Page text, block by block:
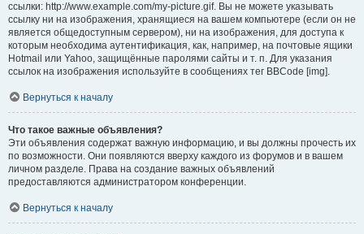
ссылки: http://www.example.com/my-picture.gif. Вы не можете указывать
ссылку ни на изображения, хранящиеся на вашем компьютере (если он не
является общедоступным сервером), ни на изображения, для доступа к
которым необходима аутентификация, как, например, на почтовые ящики
Hotmail или Yahoo, защищённые паролями сайты и т. п. Для указания
ссылок на изображения используйте в сообщениях тег BBCode [img].
Вернуться к началу
Что такое важные объявления?
Эти объявления содержат важную информацию, и вы должны прочесть их
по возможности. Они появляются вверху каждого из форумов и в вашем
личном разделе. Права на создание важных объявлений
предоставляются администратором конференции.
Вернуться к началу